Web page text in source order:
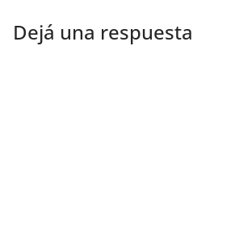
Dejá una respuesta